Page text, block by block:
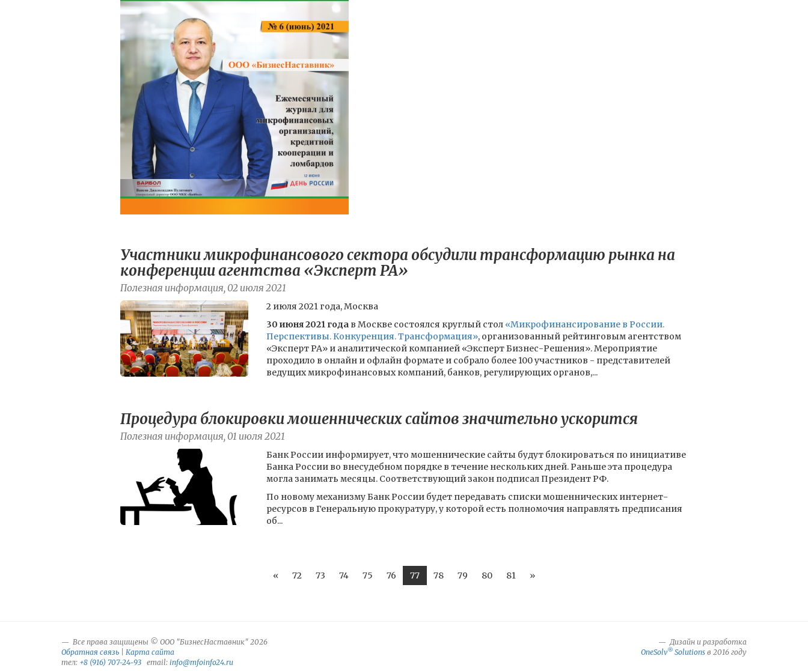
Участники микрофинансового сектора обсудили трансформацию рынка на
конференции агентства «Эксперт РА»
Полезная информация, 02 июля 2021
2 июля 2021 года, Москва
30 июня 2021 года в Москве состоялся круглый стол «Микрофинансирование в России.
Перспективы. Конкуренция. Трансформация», организованный рейтинговым агентством
«Эксперт РА» и аналитической компанией «Эксперт Бизнес-Решения». Мероприятие
проходило в онлайн и офлайн формате и собрало более 100 участников - представителей
ведущих микрофинансовых компаний, банков, регулирующих органов,...
Процедура блокировки мошеннических сайтов значительно ускорится
Полезная информация, 01 июля 2021
Банк России информирует, что мошеннические сайты будут блокироваться по инициативе
Банка России во внесудебном порядке в течение нескольких дней. Раньше эта процедура
могла занимать месяцы. Соответствующий закон подписал Президент РФ.
По новому механизму Банк России будет передавать списки мошеннических интернет-
ресурсов в Генеральную прокуратуру, у которой есть полномочия направлять предписания
об...
« 72 73 74 75 76 77 78 79 80 81 »
Все права защищены © ООО "БизнесНаставник" 2026
Обратная связь
Карта сайта
тел: +8 (916) 707-24-93 email: info@mfoinfo24.ru
Дизайн и разработка
OneSolv® Solutions в 2016 году